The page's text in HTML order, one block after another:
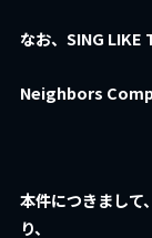
なお、SING LIKE
Neighbors
本件につきまして
り、